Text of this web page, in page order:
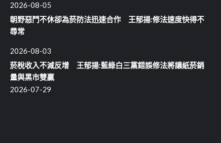
2026-08-05
朝野惡鬥不休卻為菸防法迅速合作 王郁揚:修法速度快得不
尋常
2026-08-03
菸稅收入不減反增 王郁揚:藍綠白三黨錯誤修法將讓紙菸銷
量與黑市雙贏
2026-07-29